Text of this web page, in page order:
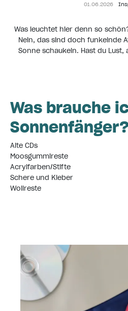
01.06.2026
Was leuchtet hier denn so
Nein, das sind doch funkelnde
Sonne schaukeln. Hast du
Was brauche
Alte CDs
Moosgummireste
Acrylfarben/Stifte
Schere und Kleber
Wollreste